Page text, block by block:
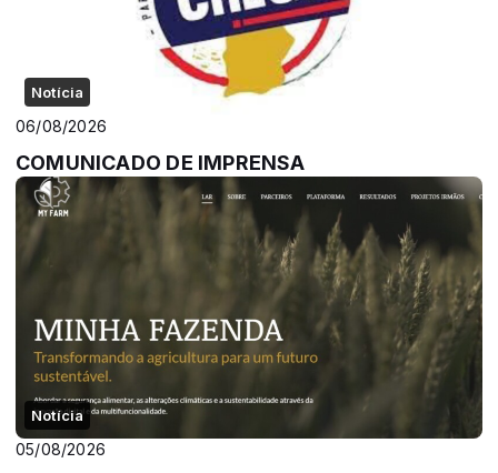
Notícia
06/08/2026
COMUNICADO DE IMPRENSA
Notícia
05/08/2026